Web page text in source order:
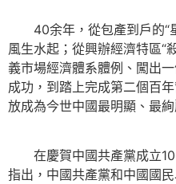
40余年，從包產到戶的“
風生水起；從興辦經濟特區“
義市場經濟體系體例、闖出
成功，到踏上完成第二個百
放成為今世中國最明顯、最絢
在慶賀中國共產黨成立
指出，中國共產黨和中國國